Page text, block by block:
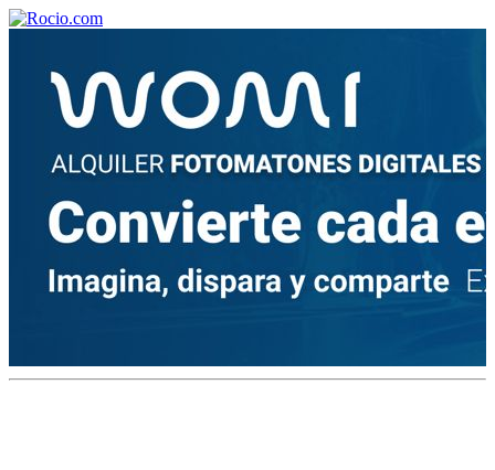
¡Bienvenido! Soy el asistente virtual de rocio.com.
¿En qué puedo ayudarte?